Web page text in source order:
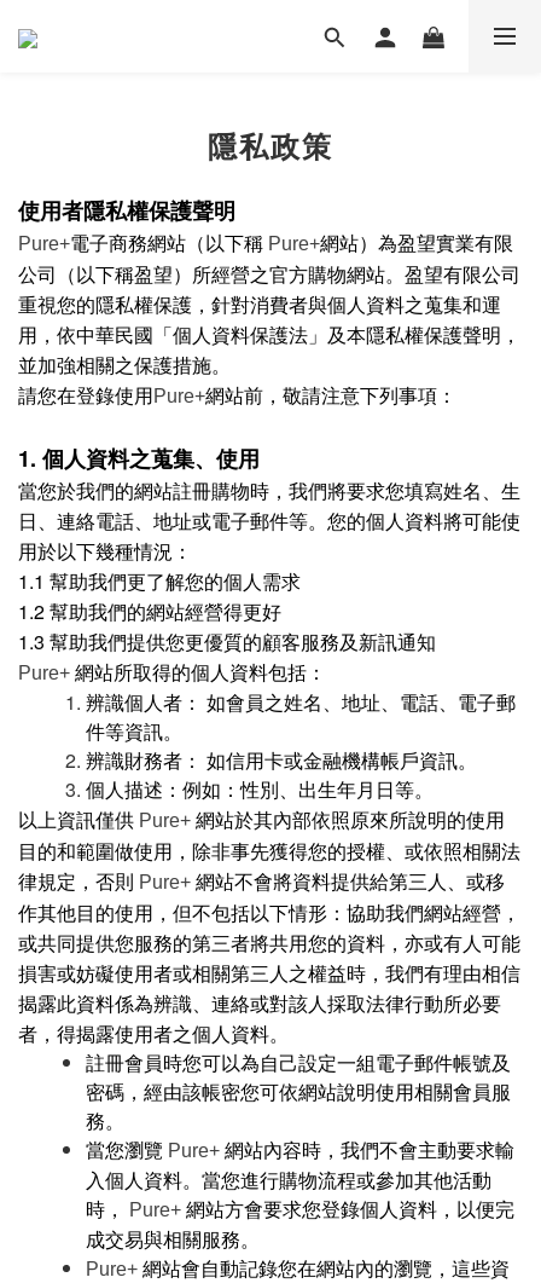
隱私政策
使用者隱私權保護聲明
Pure+電子商務網站（以下稱 Pure+網站）為盈望實業有限
公司（以下稱盈望）所經營之官方購物網站。盈望有限公司
重視您的隱私權保護，針對消費者與個人資料之蒐集和運
用，依中華民國「個人資料保護法」及本隱私權保護聲明，
並加強相關之保護措施。
請您在登錄使用Pure+網站前，敬請注意下列事項：
1. 個人資料之蒐集、使用
當您於我們的網站註冊購物時，我們將要求您填寫姓名、生
日、連絡電話、地址或電子郵件等。您的個人資料將可能使
用於以下幾種情況：
1.1 幫助我們更了解您的個人需求
1.2 幫助我們的網站經營得更好
1.3 幫助我們提供您更優質的顧客服務及新訊通知
Pure+ 網站所取得的個人資料包括：
辨識個人者： 如會員之姓名、地址、電話、電子郵
件等資訊。
辨識財務者： 如信用卡或金融機構帳戶資訊。
個人描述：例如：性別、出生年月日等。
以上資訊僅供 Pure+ 網站於其內部依照原來所說明的使用
目的和範圍做使用，除非事先獲得您的授權、或依照相關法
律規定，否則 Pure+ 網站不會將資料提供給第三人、或移
作其他目的使用，但不包括以下情形：協助我們網站經營，
或共同提供您服務的第三者將共用您的資料，亦或有人可能
損害或妨礙使用者或相關第三人之權益時，我們有理由相信
揭露此資料係為辨識、連絡或對該人採取法律行動所必要
者，得揭露使用者之個人資料。
註冊會員時您可以為自己設定一組電子郵件帳號及
密碼，經由該帳密您可依網站說明使用相關會員服
務。
當您瀏覽 Pure+ 網站內容時，我們不會主動要求輸
入個人資料。當您進行購物流程或參加其他活動
時，
Pure+ 網站方會要求您登錄個人資料，以便完
成交易與相關服務。
Pure+ 網站會自動記錄您在網站內的瀏覽，這些資